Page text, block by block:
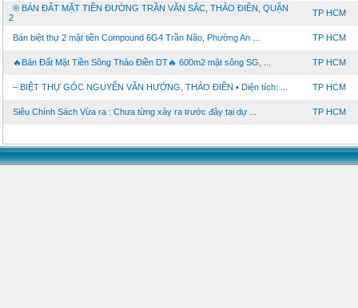
®️ BÁN ĐẤT MẶT TIỀN ĐƯỜNG TRẦN VĂN SẮC, THẢO ĐIỀN, QUẬN
2
TP HCM
Bán biệt thự 2 mặt tiền Compound 6G4 Trần Não, Phường An ... TP HCM
🔥Bán Đất Mặt Tiền Sông Thảo Điền DT🔥 600m2 mặt sông SG, ... TP HCM
– BIỆT THỰ GÓC NGUYỄN VĂN HƯỞNG, THẢO ĐIỀN ▪️ Diện tích: ... TP HCM
Siêu Chính Sách Vừa ra : Chưa từng xảy ra trước đây tại dự ... TP HCM